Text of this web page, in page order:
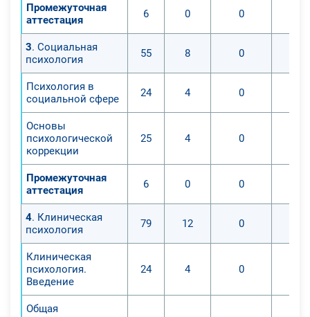
Промежуточная
аттестация
6 0 0
3. Социальная
психология
55 8 0
Психология в
социальной сфере
24 4 0
Основы
психологической
коррекции
25 4 0
Промежуточная
аттестация
6 0 0
4. Клиническая
психология
79 12 0
Клиническая
психология.
Введение
24 4 0
Общая